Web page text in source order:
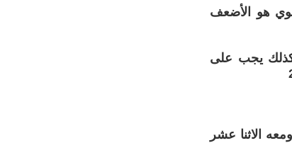
هو الأضعف
كذلك يجب على
الاثنا عشر